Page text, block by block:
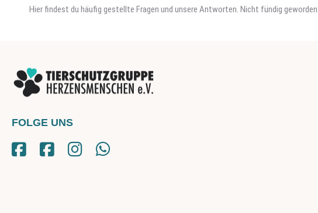
Hier findest du häufig gestellte Fragen und unsere Antworten. Nicht fündig
FOLGE UNS